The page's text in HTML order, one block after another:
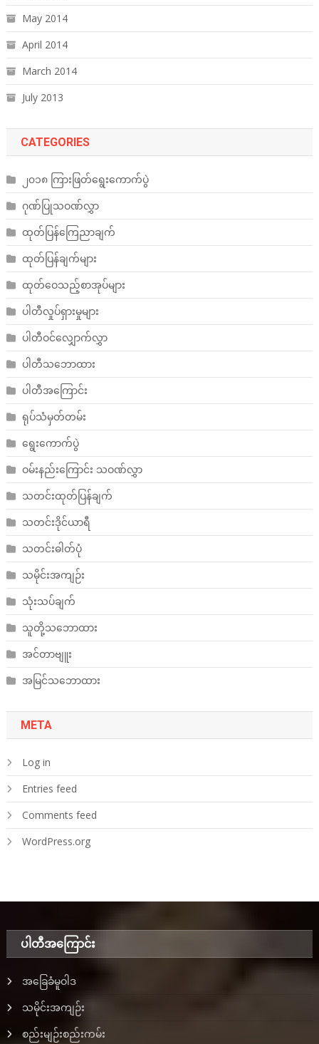
May 2014
April 2014
March 2014
July 2013
CATEGORIES
၂၀၁၈ ကြားဖြတ်ရွေးကောက်ပွဲ
ဂုဏ်ပြုသဝဏ်လွှာ
ထုတ်ပြန်ကြေညာချက်
ထုတ်ပြန်ချက်များ
ထုတ်ဝေသည့်စာအုပ်များ
ပါတီလှုပ်ရှားမှုများ
ပါတီဝင်လျှောက်လွှာ
ပါတီသဘောထား
ပါတီအကြောင်း
ရုပ်သံမှတ်တမ်း
ရွေးကောက်ပွဲ
ဝမ်းနည်းကြောင်း သဝဏ်လွှာ
သတင်းထုတ်ပြန်ချက်
သတင်းဒိုင်ယာရီ
သတင်းဓါတ်ပုံ
သမိုင်းအကျဉ်း
သုံးသပ်ချက်
သူတို့သဘောထား
အင်တာဗျူး
အမြင်သဘောထား
META
Log in
Entries feed
Comments feed
WordPress.org
ပါတီအ‌ကြောင်း
အခြေခံမူဝါဒ
သမိုင်းအကျဉ်း
စည်းမျဉ်းစည်းကမ်း